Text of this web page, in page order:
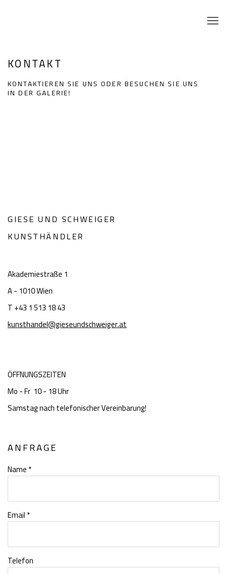
KONTAKT
KONTAKTIEREN SIE UNS ODER BESUCHEN SIE UNS
IN DER GALERIE!
GIESE UND SCHWEIGER
KUNSTHÄNDLER
Akademiestraße 1
A - 1010 Wien
T +43 1 513 18 43
kunsthandel@gieseundschweiger.at
ÖFFNUNGSZEITEN
Mo - Fr 10 - 18 Uhr
Samstag nach telefonischer Vereinbarung!
ANFRAGE
Name *
Email *
Telefon